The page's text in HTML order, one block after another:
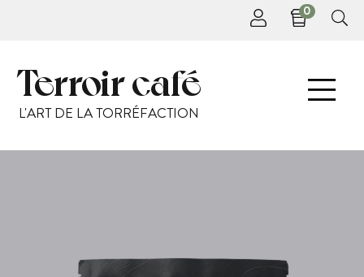
0
Terroir café
L'ART DE LA TORRÉFACTION